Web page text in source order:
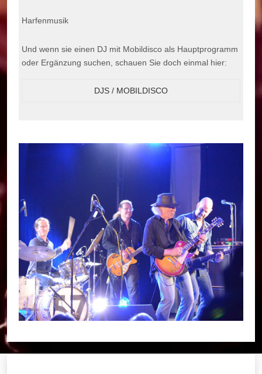
Harfenmusik
Und wenn sie einen DJ mit Mobildisco als Hauptprogramm
oder Ergänzung suchen, schauen Sie doch einmal hier:
DJS / MOBILDISCO